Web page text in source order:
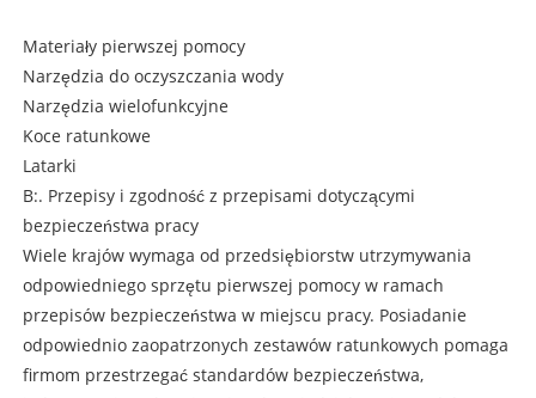
Materiały pierwszej pomocy
Narzędzia do oczyszczania wody
Narzędzia wielofunkcyjne
Koce ratunkowe
Latarki
B:. Przepisy i zgodność z przepisami dotyczącymi
bezpieczeństwa pracy
Wiele krajów wymaga od przedsiębiorstw utrzymywania
odpowiedniego sprzętu pierwszej pomocy w ramach
przepisów bezpieczeństwa w miejscu pracy. Posiadanie
odpowiednio zaopatrzonych zestawów ratunkowych pomaga
firmom przestrzegać standardów bezpieczeństwa,